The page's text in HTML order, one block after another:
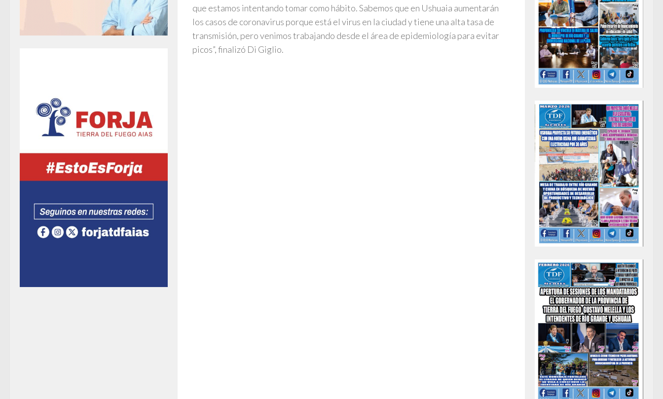
que estamos intentando tomar como hábito. Sabemos que en Ushuaia aumentarán
los casos de coronavirus porque está el virus en la ciudad y tiene una alta tasa de
transmisión, pero venimos trabajando desde el área de epidemiología para evitar
picos”, finalizó Di Giglio.